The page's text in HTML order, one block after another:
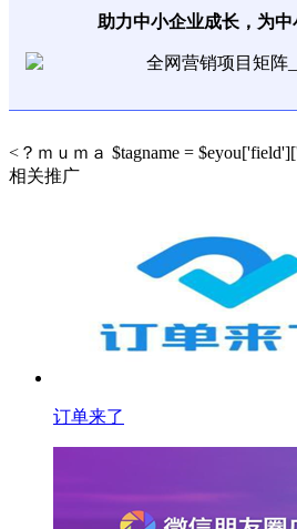
助力中小企业成长，为中
<？ｍｕｍａ $tagname =
相关推广
订单来了